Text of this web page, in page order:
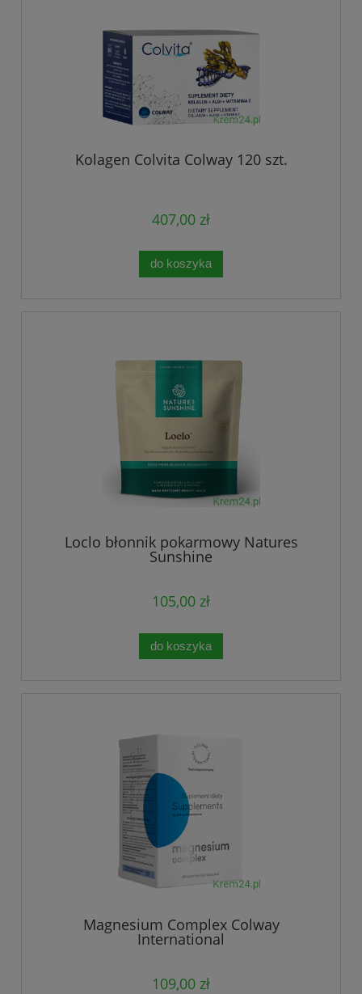
Kolagen Colvita Colway 120 szt.
407,00 zł
do koszyka
Loclo błonnik pokarmowy Natures
Sunshine
105,00 zł
do koszyka
Magnesium Complex Colway
International
109,00 zł